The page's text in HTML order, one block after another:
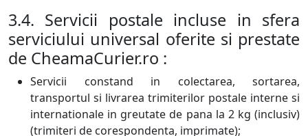
3.4. Servicii postale incluse in sfera
serviciului universal oferite si prestate
de CheamaCurier.ro :
Servicii constand in colectarea, sortarea,
transportul si livrarea trimiterilor postale interne si
internationale in greutate de pana la 2 kg (inclusiv)
(trimiteri de corespondenta, imprimate);